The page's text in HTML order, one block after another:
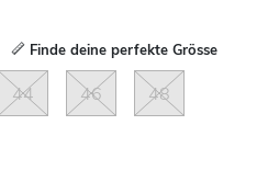
Finde deine perfekte Grösse
44 46 48